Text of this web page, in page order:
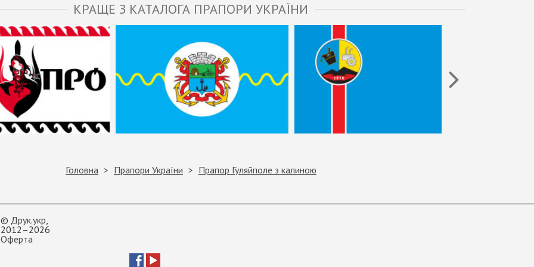
КРАЩЕ З КАТАЛОГА ПРАПОРИ УКРАЇНИ
Головна Прапори України Прапор Гуляйполе з калиною
© Друк.укр
2012–2026
Оферта